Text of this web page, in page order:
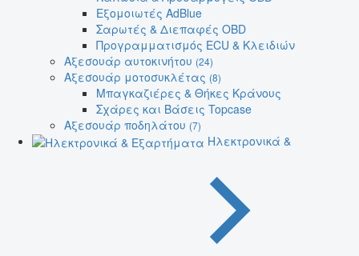
Εξομοιωτές AdBlue
Σαρωτές & Διεπαφές OBD
Προγραμματισμός ECU & Κλειδιών
Αξεσουάρ αυτοκινήτου (24)
Αξεσουάρ μοτοσυκλέτας (8)
Μπαγκαζιέρες & Θήκες Κράνους
Σχάρες και Βάσεις Topcase
Αξεσουάρ ποδηλάτου (7)
Ηλεκτρονικά &